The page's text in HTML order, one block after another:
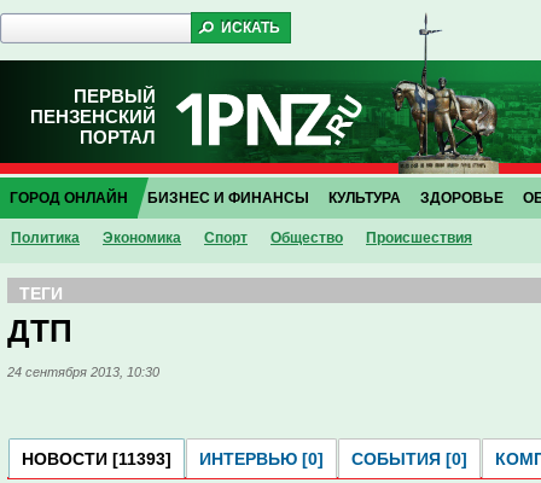
ПЕРВЫЙ
ПЕНЗЕНСКИЙ
ПОРТАЛ
ГОРОД ОНЛАЙН
Политика Экономика Спорт Общество Проиcшествия
БИЗНЕС И ФИНАНСЫ КУЛЬТУРА ЗДОРОВЬЕ
ТЕГИ
ДТП
24 сентября 2013, 10:30
НОВОСТИ [11393] ИНТЕРВЬЮ [0] СОБЫТИЯ [0]